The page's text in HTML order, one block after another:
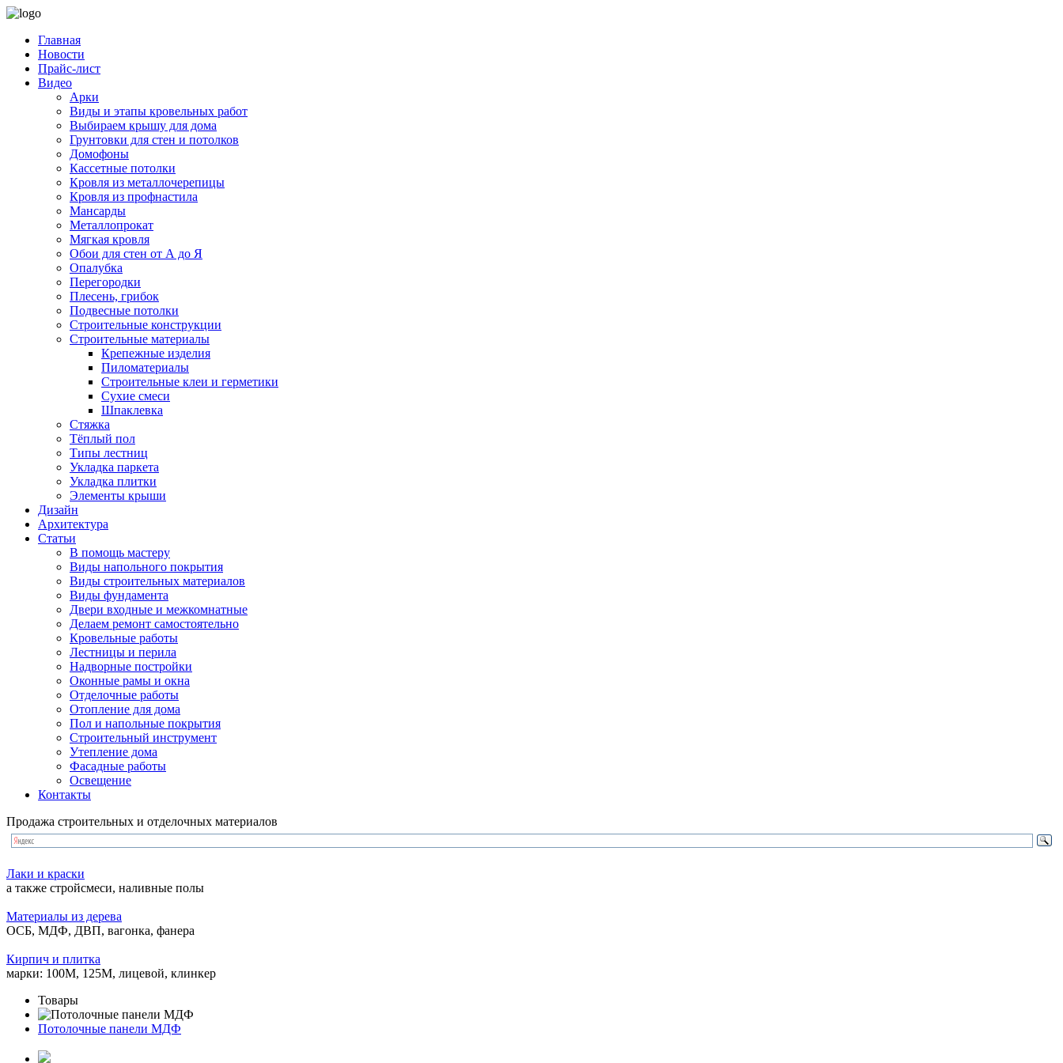
Главная
Новости
Прайс-лист
Видео
Арки
Виды и этапы кровельных работ
Выбираем крышу для дома
Грунтовки для стен и потолков
Домофоны
Кассетные потолки
Кровля из металлочерепицы
Кровля из профнастила
Мансарды
Металлопрокат
Мягкая кровля
Обои для стен от А до Я
Опалубка
Перегородки
Плесень, грибок
Подвесные потолки
Строительные конструкции
Строительные материалы
Крепежные изделия
Пиломатериалы
Строительные клеи и герметики
Сухие смеси
Шпаклевка
Стяжка
Тёплый пол
Типы лестниц
Укладка паркета
Укладка плитки
Элементы крыши
Дизайн
Архитектура
Статьи
В помощь мастеру
Виды напольного покрытия
Виды строительных материалов
Виды фундамента
Двери входные и межкомнатные
Делаем ремонт самостоятельно
Кровельные работы
Лестницы и перила
Надворные постройки
Оконные рамы и окна
Отделочные работы
Отопление для дома
Пол и напольные покрытия
Строительный инструмент
Утепление дома
Фасадные работы
Освещение
Контакты
Продажа строительных и отделочных материалов
Лаки и краски
а также стройсмеси, наливные полы
Материалы из дерева
ОСБ, МДФ, ДВП, вагонка, фанера
Кирпич и плитка
марки: 100М, 125М, лицевой, клинкер
Товары
Потолочные панели МДФ